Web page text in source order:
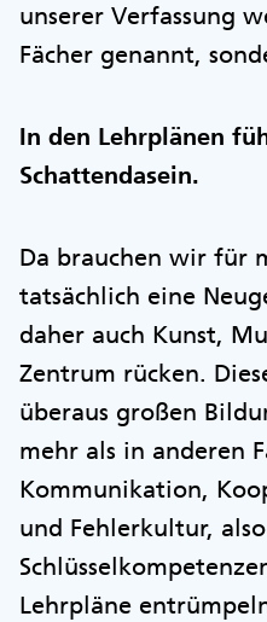
unserer Verfassung
Fächer genannt,
In den Lehrplänen
Schattendasein.
Da brauchen wir für
tatsächlich eine
daher auch Kunst,
Zentrum rücken.
überaus großen
mehr als in anderen
Kommunikation,
und Fehlerkultur,
Lehrpläne